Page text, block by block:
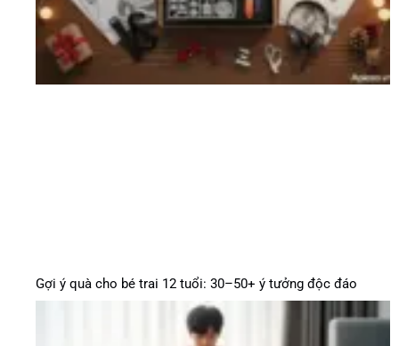
Gợi ý quà cho bé trai 12 tuổi: 30–50+ ý tưởng độc đáo